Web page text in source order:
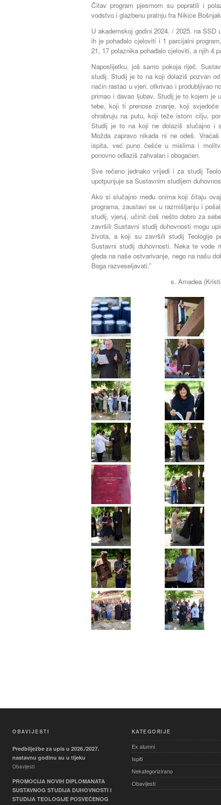
Čitav program pjesmom su popratili i
vodstvo i glazbenu pratnju fra Nikice
U akademskoj godini 2024. / 2025. na SSD
ih je pohađalo cjeloviti i 1 parcijalni
21, 17 polaznika pohađalo cjeloviti, a njih 4
Naposlijetku, još samo pokoja riječ.
studij. Studij je to na koji dolaziš pozvan
način rastao u vjeri, otkrivao i produbljivao
primao i davao ljubav. Studij je to kojem je
tebe, koji ti prenose znanje, koji
ohrabruju na putu, koji teže istom cilju,
Studij je to na koji ne dolaziš slučajno i
Možda zapravo nikada ni ne odeš.
ispita, već puno češće u mislima i
ponovno odlaziš zahvalan i obogaćen.
Sve rečeno jednako vrijedi i za studij
upotpunjuje sa Sustavnim studijem
Ako si slučajno među onima koji čitaju
programa, zaustavi se u razmišljanju i
studij, vjeruj, učinit ćeš nešto dobro za
završili Sustavni studij duhovnosti mogu
života, a koji su završili studij Teologije
Sustavni studij duhovnosti. Neka te vode
gleda na naše ostvarivanje, nego na našu
Boga razveseljavati.”
s. Amadea
OBAVIJESTI
Predbilježbe za upis u 2026./2027.
nastavnu godinu su u tijeku
Obavijesti
PROMOCIJA NOVIH DIPLOMANATA
SUSTAVNOG STUDIJA DUHOVNOSTI I
STUDIJA TEOLOGIJE POSVEĆENOG
KATEGORIJE
Ex alumni
Ispiti
Nekategorizirano
Obavijesti